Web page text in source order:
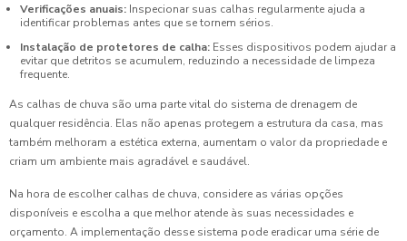
Verificações anuais: Inspecionar suas calhas regularmente ajuda a
identificar problemas antes que se tornem sérios.
Instalação de protetores de calha: Esses dispositivos podem ajudar a
evitar que detritos se acumulem, reduzindo a necessidade de limpeza
frequente.
As calhas de chuva são uma parte vital do sistema de drenagem de
qualquer residência. Elas não apenas protegem a estrutura da casa, mas
também melhoram a estética externa, aumentam o valor da propriedade e
criam um ambiente mais agradável e saudável.
Na hora de escolher calhas de chuva, considere as várias opções
disponíveis e escolha a que melhor atende às suas necessidades e
orçamento. A implementação desse sistema pode eradicar uma série de